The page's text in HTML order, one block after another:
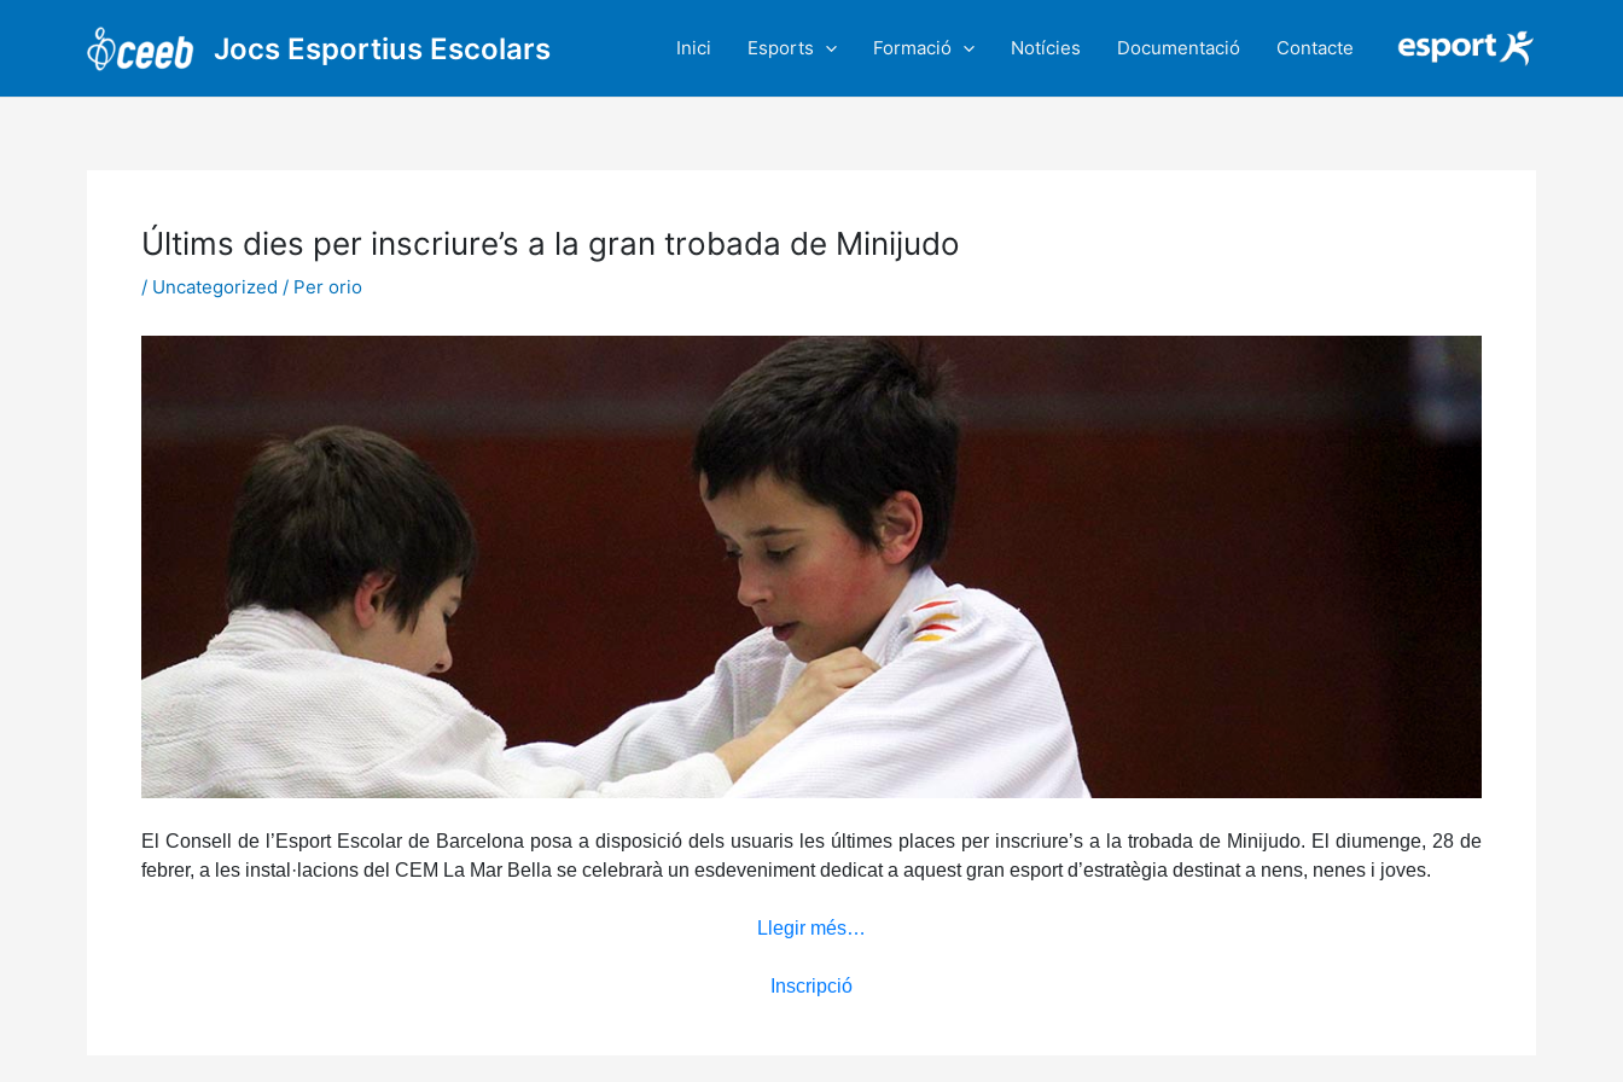
Jocs Esportius Escolars Inici Esports Formació Notícies Documentació Contacte
Últims dies per inscriure’s a la gran trobada de Minijudo
/ Uncategorized / Per orio
El Consell de l’Esport Escolar de Barcelona posa a disposició dels usuaris les últimes places per inscriure’s a la trobada de Minijudo. El diumenge, 28 de
febrer, a les instal·lacions del CEM La Mar Bella se celebrarà un esdeveniment dedicat a aquest gran esport d’estratègia destinat a nens, nenes i joves.
Llegir més…
Inscripció